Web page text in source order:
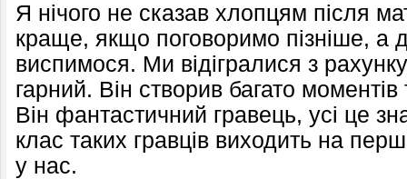
Я нічого не сказав хлопцям після
краще, якщо поговоримо пізніше, а
виспимося. Ми відігралися з
гарний. Він створив багато
Він фантастичний гравець, усі це
клас таких гравців виходить на
у нас.